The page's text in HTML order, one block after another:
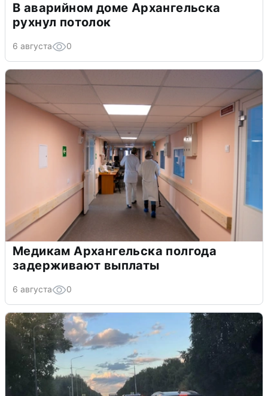
В аварийном доме Архангельска
рухнул потолок
6 августа 0
Медикам Архангельска полгода
задерживают выплаты
6 августа 0